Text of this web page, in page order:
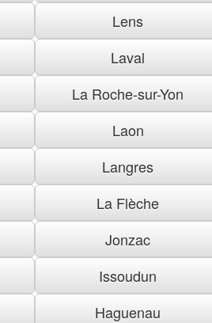
Lens
Laval
La Roche-sur-Yon
Laon
Langres
La Flèche
Jonzac
Issoudun
Haguenau